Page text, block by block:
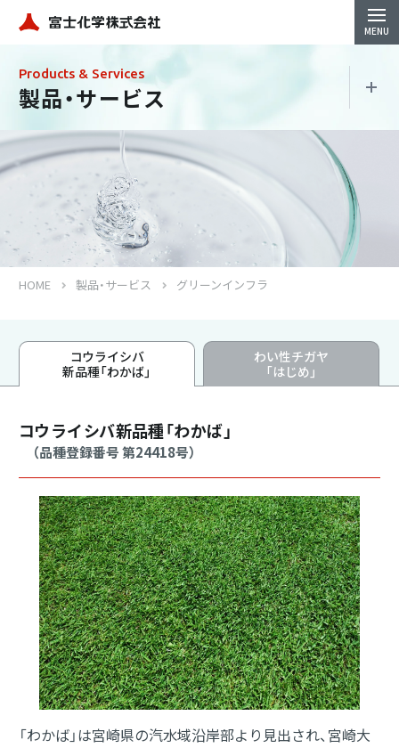
Products & Services
製品・サービス
HOME 製品・サービス グリーンインフラ
コウライシバ
新品種「わかば」
わい性チガヤ
「はじめ」
コウライシバ新品種「わかば」
（品種登録番号 第24418号）
「わかば」は宮崎県の汽水域沿岸部より見出され、宮崎大
製品・サービス
珪酸製品
地盤改良材
シリカ水（Si-Groots）
カーボンナノチューブ 分散液
グリーンインフラ
受託材料開発（ハウトフォーム®）
分析サービス
Close